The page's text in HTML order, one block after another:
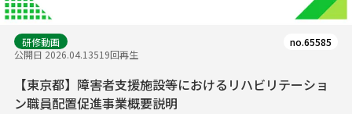
研修動画
公開日 2026.04.13519回再生
no.65585
【東京都】障害者支援施設等におけるリハビリテーショ
ン職員配置促進事業概要説明